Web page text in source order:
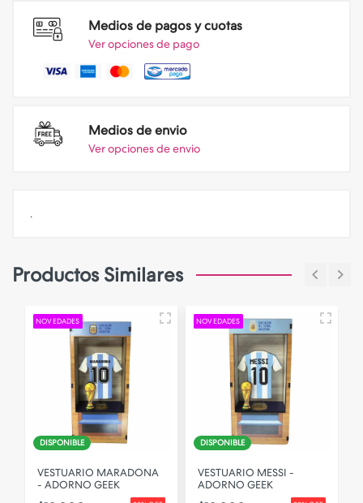
Medios de pagos y cuotas
Ver opciones de pago
Medios de envio
Ver opciones de envio
.
Productos Similares
NOVEDADES
DISPONIBLE
VESTUARIO MARADONA
- ADORNO GEEK
NOVEDADES
DISPONIBLE
VESTUARIO MESSI -
ADORNO GEEK